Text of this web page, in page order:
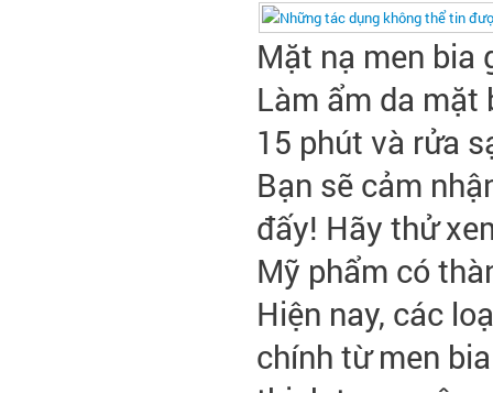
Mặt nạ men bia
Làm ẩm da mặt
15 phút và rửa
Bạn sẽ cảm
đấy! Hãy thử
Mỹ phẩm có
Hiện nay, các
chính từ men